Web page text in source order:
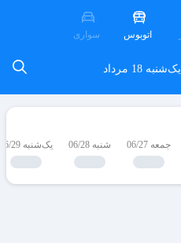
اتوبوس سواری
یک‌شنبه 18 مرداد
جمعه 06/27 شنبه 06/28 یک‌شنبه 06/29